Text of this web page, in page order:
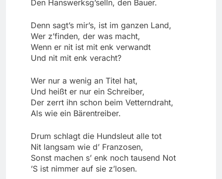
Den Hanswerksg’selln, den Bauer.
Denn sagt’s mir’s, ist im ganzen Land,
Wer z’finden, der was macht,
Wenn er nit ist mit enk verwandt
Und nit mit enk veracht?
Wer nur a wenig an Titel hat,
Und heißt er nur ein Schreiber,
Der zerrt ihn schon beim Vetterndraht,
Als wie ein Bärentreiber.
Drum schlagt die Hundsleut alle tot
Nit langsam wie d’ Franzosen,
Sonst machen s’ enk noch tausend Not
’S ist nimmer auf sie z’losen.